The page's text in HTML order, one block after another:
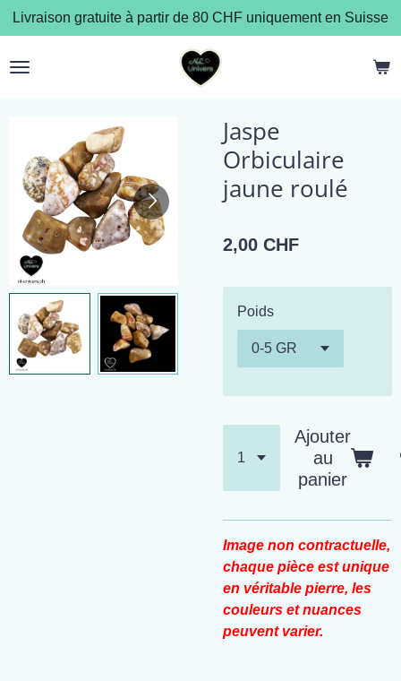
Passer
au
contenu
Livraison gratuite à partir de 80 CHF uniquement en Suisse
Jaspe
Orbiculaire
jaune roulé
2,00 CHF
Poids
Ajouter
au
panier
Image non contractuelle,
chaque pièce est unique
en véritable pierre, les
couleurs et nuances
peuvent varier.